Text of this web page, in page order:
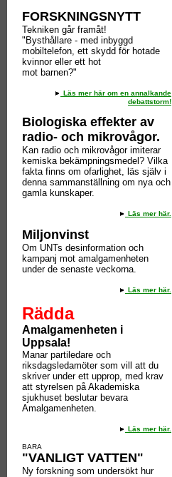
FORSKNINGSNYTT
Tekniken går framåt!
"Bysthållare - med inbyggd
mobiltelefon, ett skydd för hotade
kvinnor eller ett hot
mot barnen?"
Läs mer här om en annalkande
debattstorm!
Biologiska effekter av
radio- och mikrovågor.
Kan radio och mikrovågor imiterar
kemiska bekämpningsmedel? Vilka
fakta finns om ofarlighet, läs själv i
denna sammanställning om nya och
gamla kunskaper.
Läs mer här.
Miljonvinst
Om UNTs desinformation och
kampanj mot amalgamenheten
under de senaste veckorna.
Läs mer här.
Rädda
Amalgamenheten i
Uppsala!
Manar partiledare och
riksdagsledamöter som vill att du
skriver under ett upprop, med krav
att styrelsen på Akademiska
sjukhuset beslutar bevara
Amalgamenheten.
Läs mer här.
BARA
"VANLIGT VATTEN"
Ny forskning som undersökt hur